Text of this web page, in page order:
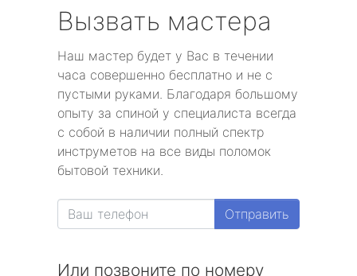
Вызвать мастера
Наш мастер будет у Вас в течении
часа совершенно бесплатно и не с
пустыми руками. Благодаря большому
опыту за спиной у специалиста всегда
с собой в наличии полный спектр
инструметов на все виды поломок
бытовой техники.
Отправить
Или позвоните по номеру